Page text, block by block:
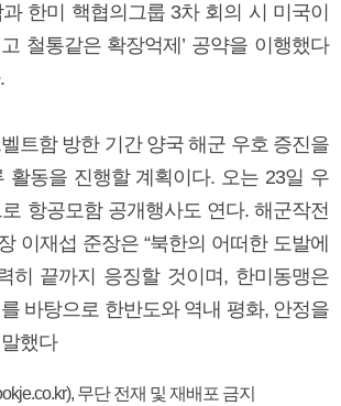
한미 핵협의그룹 3차 회의 시 미국이
철통같은 확장억제’ 공약을 이행했다
트함 방한 기간 양국 해군 우호 증진을
활동을 진행할 계획이다. 오는 23일 우
항공모함 공개행사도 연다. 해군작전
이재섭 준장은 “북한의 어떠한 도발에
히 끝까지 응징할 것이며, 한미동맹은
바탕으로 한반도와 역내 평화, 안정을
했다
무단 전재 및 재배포 금지